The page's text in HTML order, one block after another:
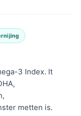
3 Index. It
metten is.